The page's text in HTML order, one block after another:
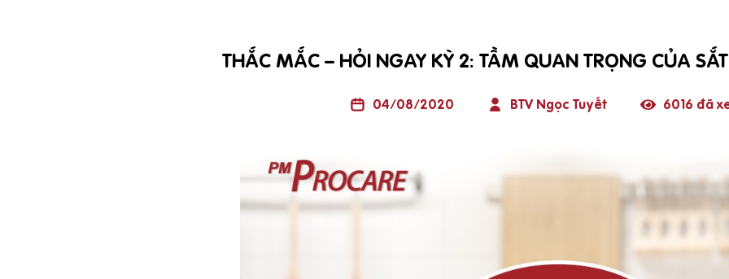
THẮC MẮC – HỎI NGAY KỲ 2: TẦM QUAN TRỌNG CỦA
04/08/2020 BTV Ngọc Tuyết 6016 đã